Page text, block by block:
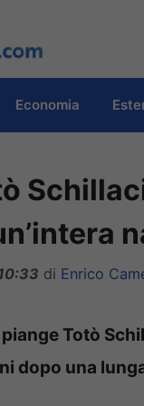
Economia
di Enrico
Totò
dopo una